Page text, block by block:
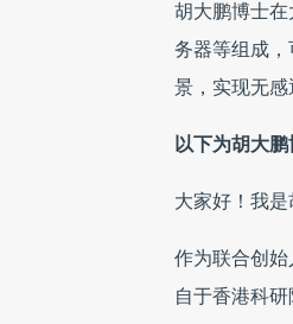
胡大鹏博士
务器等组成，
景，实现无感
以下为胡大
大家好！我是
作为联合创
自于香港科研